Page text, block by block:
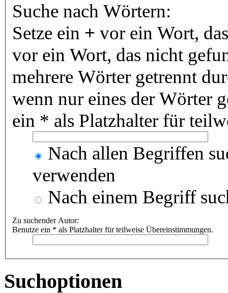
Suche nach Wörtern:
Setze ein + vor ein Wort,
vor ein Wort, das nicht
mehrere Wörter getrennt
wenn nur eines der Wörter
ein * als Platzhalter für
Nach allen Begriffen
verwenden
Nach einem Begriff
Zu suchender Autor:
Benutze ein * als Platzhalter für teilweise Übereinstimmungen.
Suchoptionen